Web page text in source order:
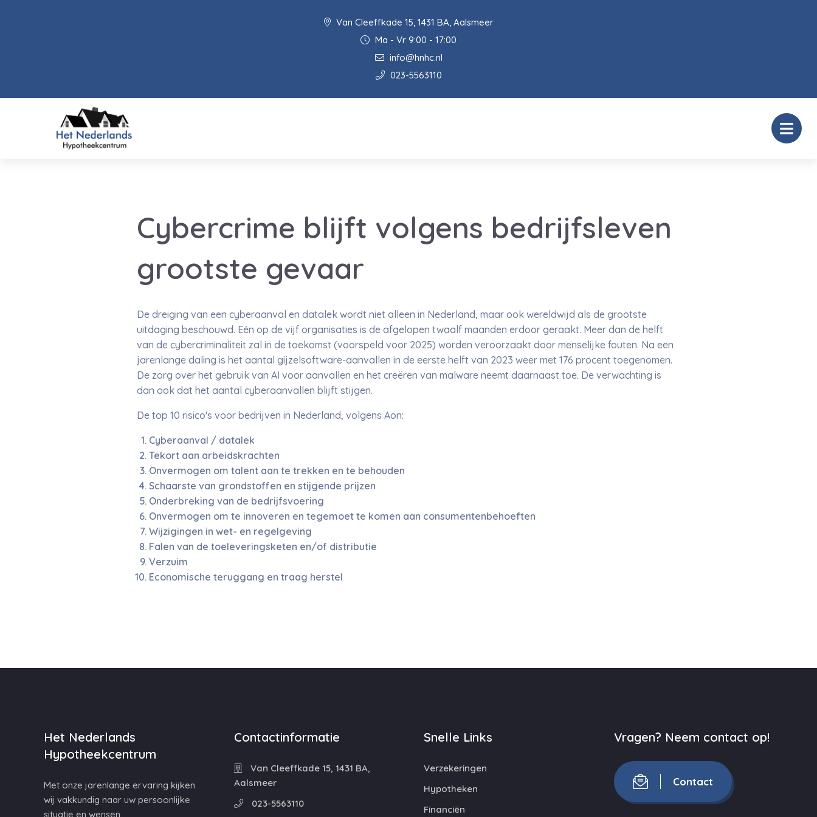
Van Cleeffkade 15, 1431 BA, Aalsmeer
Ma - Vr 9:00 - 17:00
info@hnhc.nl
023-5563110
Cybercrime blijft volgens bedrijfsleven
grootste gevaar
De dreiging van een cyberaanval en datalek wordt niet alleen in Nederland, maar ook wereldwijd als de grootste
uitdaging beschouwd. Eén op de vijf organisaties is de afgelopen twaalf maanden erdoor geraakt. Meer dan de helft
van de cybercriminaliteit zal in de toekomst (voorspeld voor 2025) worden veroorzaakt door menselijke fouten. Na een
jarenlange daling is het aantal gijzelsoftware-aanvallen in de eerste helft van 2023 weer met 176 procent toegenomen.
De zorg over het gebruik van AI voor aanvallen en het creëren van malware neemt daarnaast toe. De verwachting is
dan ook dat het aantal cyberaanvallen blijft stijgen.
De top 10 risico's voor bedrijven in Nederland, volgens Aon:
Cyberaanval / datalek
Tekort aan arbeidskrachten
Onvermogen om talent aan te trekken en te behouden
Schaarste van grondstoffen en stijgende prijzen
Onderbreking van de bedrijfsvoering
Onvermogen om te innoveren en tegemoet te komen aan consumentenbehoeften
Wijzigingen in wet- en regelgeving
Falen van de toeleveringsketen en/of distributie
Verzuim
Economische teruggang en traag herstel
Het Nederlands
Hypotheekcentrum
Met onze jarenlange ervaring kijken
wij vakkundig naar uw persoonlijke
situatie en wensen.
Contactinformatie
Van Cleeffkade 15, 1431 BA,
Aalsmeer
023-5563110
Snelle Links
Verzekeringen
Hypotheken
Financiën
Vragen? Neem contact op!
Contact